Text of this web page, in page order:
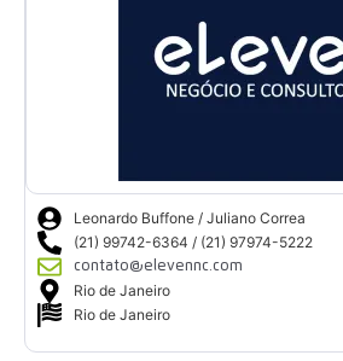
Leonardo Buffone / Juliano Correa
(21) 99742-6364 / (21) 97974-5222
contato@elevennc.com
Rio de Janeiro
Rio de Janeiro